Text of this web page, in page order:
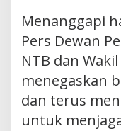
Menanggapi
Pers Dewan
NTB dan
menegaskan
dan terus
untuk